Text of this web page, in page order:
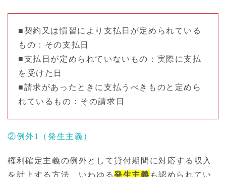
■契約又は慣習により支払日が定められている
もの：その支払日
■支払日が定められていないもの：実際に支払
を受けた日
■請求があったときに支払うべきものと定めら
れているもの：その請求日
②例外1（発生主義）
権利確定主義の例外として貸付期間に対応する収入
を計上する方法、いわゆる発生主義 も認められてい